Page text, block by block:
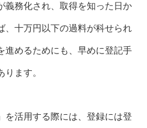
義務化され、取得を知った日か
、十万円以下の過料が科せられ
進めるためにも、早めに登記手
ます。
を活用する際には、登録には登